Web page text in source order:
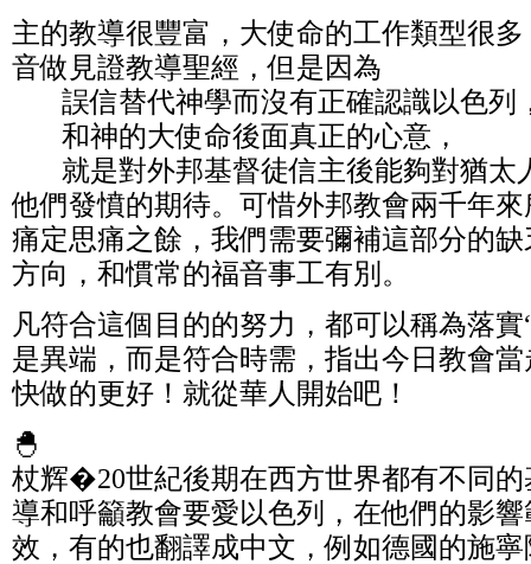
主的教導很豐富，大使命的工作類型很
音做見證教導聖經，但是因為
誤信替代神學而沒有正確認識以色列
和神的大使命後面真正的心意，
就是對外邦基督徒信主後能夠對猶太
他們發憤的期待。可惜外邦教會兩千年
痛定思痛之餘，我們需要彌補這部分的
方向，和慣常的福音事工有別。
凡符合這個目的的努力，都可以稱為落
是異端，而是符合時需，指出今日教會
快做的更好！就從華人開始吧！
🐣
杖辉�20世紀後期在西方世界都有不同
導和呼籲教會要愛以色列，在他們的影
效，有的也翻譯成中文，例如德國的施